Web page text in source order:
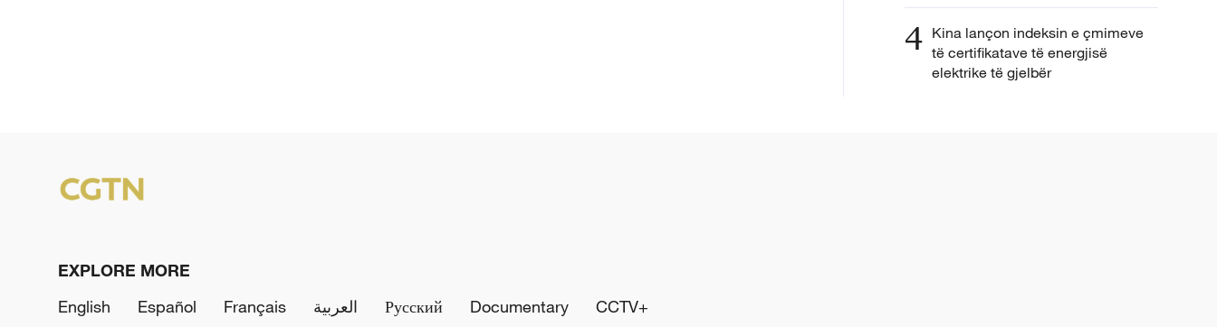
4 Kina lançon indeksin e çmimeve
të certifikatave të energjisë
elektrike të gjelbër
EXPLORE MORE
English
Español Français العربية Русский Documentary CCTV+